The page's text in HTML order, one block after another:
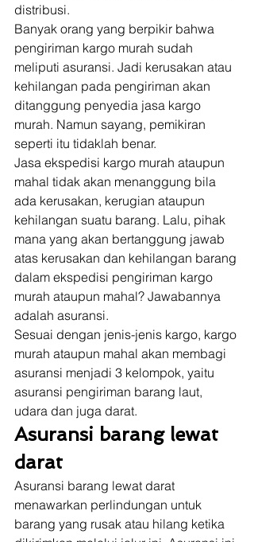
distribusi.
Banyak orang yang berpikir bahwa
pengiriman kargo murah sudah
meliputi asuransi. Jadi kerusakan atau
kehilangan pada pengiriman akan
ditanggung penyedia jasa kargo
murah. Namun sayang, pemikiran
seperti itu tidaklah benar.
Jasa ekspedisi kargo murah ataupun
mahal tidak akan menanggung bila
ada kerusakan, kerugian ataupun
kehilangan suatu barang. Lalu, pihak
mana yang akan bertanggung jawab
atas kerusakan dan kehilangan barang
dalam ekspedisi pengiriman kargo
murah ataupun mahal? Jawabannya
adalah asuransi.
Sesuai dengan jenis-jenis kargo, kargo
murah ataupun mahal akan membagi
asuransi menjadi 3 kelompok, yaitu
asuransi pengiriman barang laut,
udara dan juga darat.
Asuransi barang lewat
darat
Asuransi barang lewat darat
menawarkan perlindungan untuk
barang yang rusak atau hilang ketika